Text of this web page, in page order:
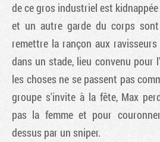
de ce gros industriel est
et un autre garde du corps
remettre la rançon aux
dans un stade, lieu convenu pour
les choses ne se passent pas
groupe s'invite à la fête, Max
pas la femme et pour
dessus par un sniper.